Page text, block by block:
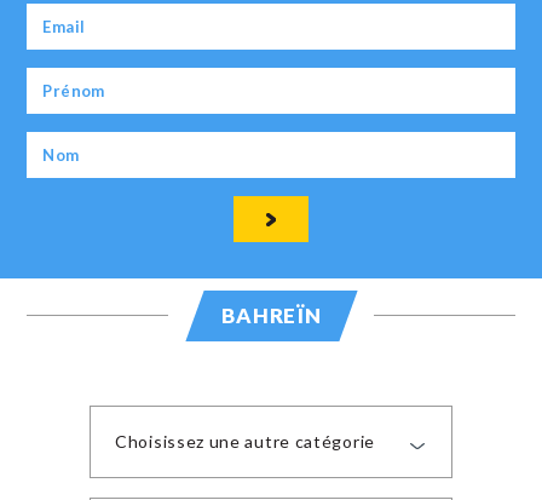
BAHREÏN
Choisissez une autre catégorie